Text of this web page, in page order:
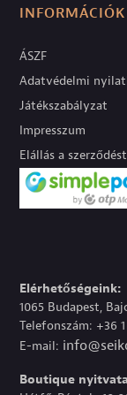
INFORMÁCIÓK
ÁSZF
Adatvédelmi
Játékszabályzat
Impresszum
Elállás a
Elérhetőségeink:
1065 Budapest,
Telefonszám: +36
E-mail:
Boutique